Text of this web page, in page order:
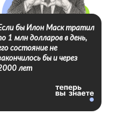
бы Илон Маск тратил
1 млн долларов в день,
состояние не
бы и через
лет